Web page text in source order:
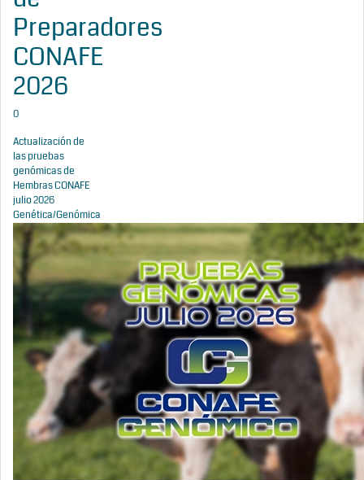
Preparadores
CONAFE
2026
0
Actualización de
las pruebas
genómicas de
Hembras CONAFE
julio 2026
Genética/Genómica